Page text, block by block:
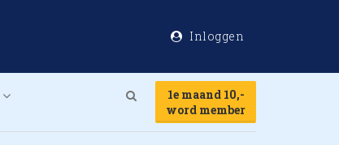
Inloggen
1e maand 10,-
word member